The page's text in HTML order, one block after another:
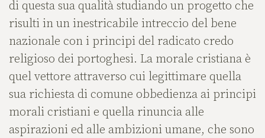
di questa sua qualità studiando un progetto che
risulti in un inestricabile intreccio del bene
nazionale con i principi del radicato credo
religioso dei portoghesi. La morale cristiana è
quel vettore attraverso cui legittimare quella
sua richiesta di comune obbedienza ai principi
morali cristiani e quella rinuncia alle
aspirazioni ed alle ambizioni umane, che sono